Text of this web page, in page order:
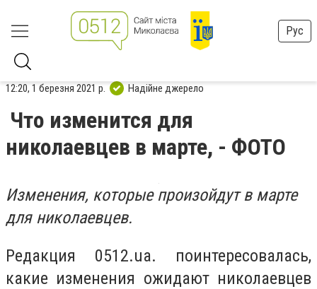
Рус
12:20, 1 березня 2021 р. Надійне джерело
Что изменится для
николаевцев в марте, - ФОТО
Изменения, которые произойдут в марте
для николаевцев.
Редакция 0512.ua. поинтересовалась,
какие изменения ожидают николаевцев